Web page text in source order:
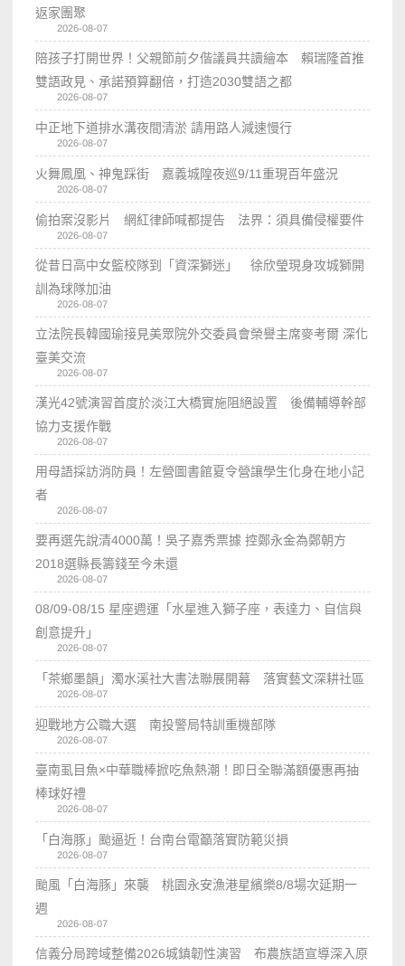
返家團聚
2026-08-07
陪孩子打開世界！父親節前夕偕議員共讀繪本 賴瑞隆首推
雙語政見、承諾預算翻倍，打造2030雙語之都
2026-08-07
中正地下道排水溝夜間清淤 請用路人減速慢行
2026-08-07
火舞鳳凰、神鬼踩街 嘉義城隍夜巡9/11重現百年盛況
2026-08-07
偷拍案沒影片 網紅律師喊都提告 法界：須具備侵權要件
2026-08-07
從昔日高中女籃校隊到「資深獅迷」 徐欣瑩現身攻城獅開
訓為球隊加油
2026-08-07
立法院長韓國瑜接見美眾院外交委員會榮譽主席麥考爾 深化
臺美交流
2026-08-07
漢光42號演習首度於淡江大橋實施阻絕設置 後備輔導幹部
協力支援作戰
2026-08-07
用母語採訪消防員！左營圖書館夏令營讓學生化身在地小記
者
2026-08-07
要再選先說清4000萬！吳子嘉秀票據 控鄭永金為鄭朝方
2018選縣長籌錢至今未還
2026-08-07
08/09-08/15 星座週運「水星進入獅子座，表達力、自信與
創意提升」
2026-08-07
「茶鄉墨韻」濁水溪社大書法聯展開幕 落實藝文深耕社區
2026-08-07
迎戰地方公職大選 南投警局特訓重機部隊
2026-08-07
臺南虱目魚×中華職棒掀吃魚熱潮！即日全聯滿額優惠再抽
棒球好禮
2026-08-07
「白海豚」颱逼近！台南台電籲落實防範災損
2026-08-07
颱風「白海豚」來襲 桃園永安漁港星繽樂8/8場次延期一
週
2026-08-07
信義分局跨域整備2026城鎮韌性演習 布農族語宣導深入原